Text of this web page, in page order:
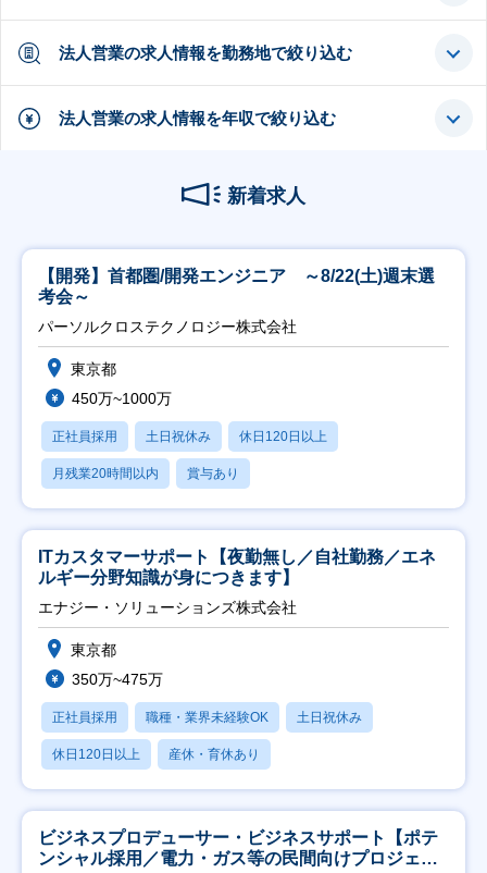
法人営業の求人情報を勤務地で絞り込む
法人営業の求人情報を年収で絞り込む
新着求人
【開発】首都圏/開発エンジニア ～8/22(土)週末選
考会～
パーソルクロステクノロジー株式会社
東京都
450万~1000万
正社員採用 土日祝休み 休日120日以上
月残業20時間以内 賞与あり
ITカスタマーサポート【夜勤無し／自社勤務／エネ
ルギー分野知識が身につきます】
エナジー・ソリューションズ株式会社
東京都
350万~475万
正社員採用 職種・業界未経験OK 土日祝休み
休日120日以上 産休・育休あり
ビジネスプロデューサー・ビジネスサポート【ポテ
ンシャル採用／電力・ガス等の民間向けプロジェク